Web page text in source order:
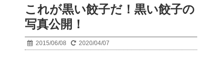
これが黒い餃子だ！黒い餃子の
写真公開！
2015/06/08 2020/04/07